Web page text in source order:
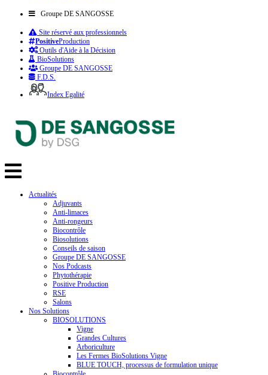
Groupe DE SANGOSSE
Site réservé aux professionnels
PositiveProduction
Outils d'Aide à la Décision
BioSolutions
Groupe DE SANGOSSE
F.D.S.
Index Egalité
Actualités
Adjuvants
Anti-limaces
Anti-rongeurs
Biocontrôle
Biosolutions
Conseils de saison
Groupe DE SANGOSSE
Nos Podcasts
Phytothérapie
Positive Production
RSE
Salons
Nos Solutions
BIOSOLUTIONS
Vigne
Grandes Cultures
Arboriculture
Les Fermes BioSolutions Vigne
BLUE TOUCH, processus de formulation unique